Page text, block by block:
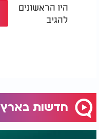
היו הראשונים
להגיב
חדשות בארץ